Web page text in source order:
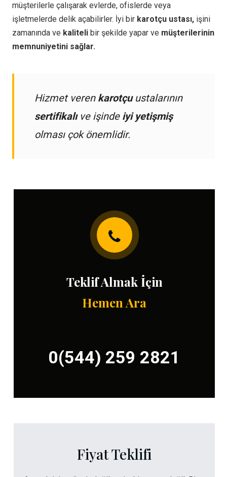
müşterilerle çalışarak evlerde, ofislerde veya
işletmelerde delik açabilirler. İyi bir karotçu ustası, işini
zamanında ve kaliteli bir şekilde yapar ve müşterilerinin
memnuniyetini sağlar.
Hizmet veren karotçuustalarının
sertifikalıve işinde iyi yetişmiş
olması çok önemlidir.
Teklif Almak İçin
Hemen Ara
0(544) 259 2821
Fiyat Teklifi